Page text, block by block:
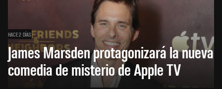
HACE 2 DÍAS
James Marsden protagonizará la nueva
comedia de misterio de Apple TV